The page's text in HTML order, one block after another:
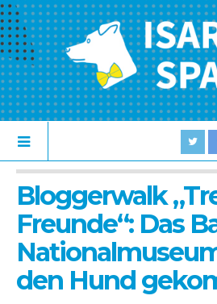
Bloggerwalk
Freunde“: Das
den Hund